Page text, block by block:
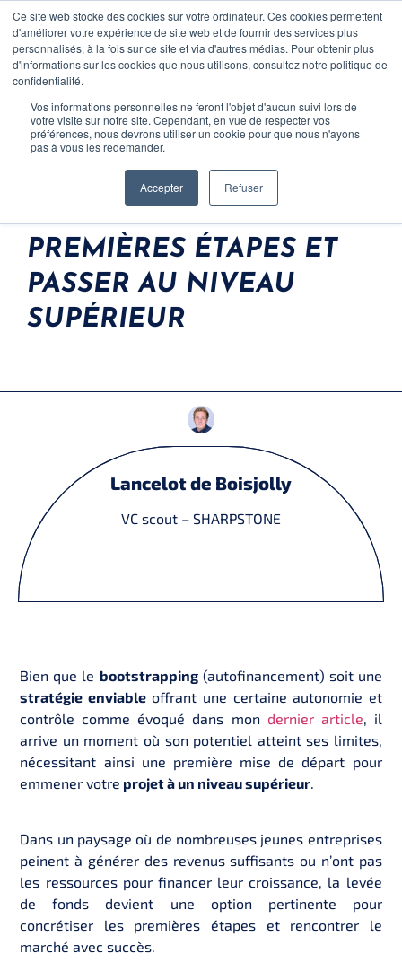
Ce site web stocke des cookies sur votre ordinateur. Ces cookies permettent
d'améliorer votre expérience de site web et de fournir des services plus
personnalisés, à la fois sur ce site et via d'autres médias. Pour obtenir plus
d'informations sur les cookies que nous utilisons, consultez notre politique de
confidentialité.
Vos informations personnelles ne feront l'objet d'aucun suivi lors de
votre visite sur notre site. Cependant, en vue de respecter vos
préférences, nous devrons utiliser un cookie pour que nous n'ayons
pas à vous les redemander.
Accepter Refuser
Equipe
CONTACT
CONSEILS D'EXPERT
POURQUOI LEVER :
PREMIÈRES ÉTAPES ET
PASSER AU NIVEAU
SUPÉRIEUR
Lancelot de Boisjolly
VC scout – SHARPSTONE
Bien que le bootstrapping(autofinancement) soit une
stratégie enviableoffrant une certaine autonomie et
contrôle comme évoqué dans mon dernier article , il
arrive un moment où son potentiel atteint ses limites,
nécessitant ainsi une première mise de départ pour
emmener votre projet à un niveau supérieur
Dans un paysage où de nombreuses jeunes entreprises
peinent à générer des revenus suffisants ou n’ont pas
les ressources pour financer leur croissance, la levée
de fonds devient une option pertinente pour
concrétiser les premières étapes et rencontrer le
marché avec succès.